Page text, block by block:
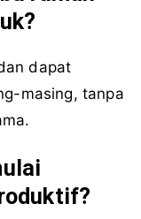
dapat
masing, tanpa